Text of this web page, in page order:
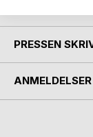
PRESSEN
ANMELDELSER